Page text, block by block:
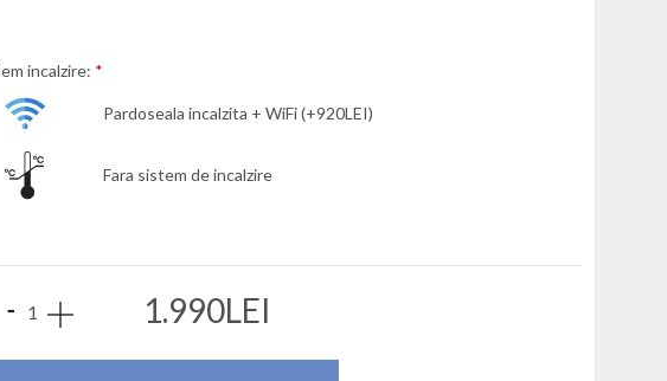
incalzire: *
Pardoseala incalzita + WiFi (+920LEI)
Fara sistem de incalzire
1.990LEI